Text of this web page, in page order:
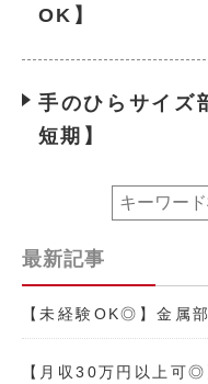
OK】
手のひらサイズ
短期】
最新記事
【未経験OK◎】金属
【月収30万円以上可